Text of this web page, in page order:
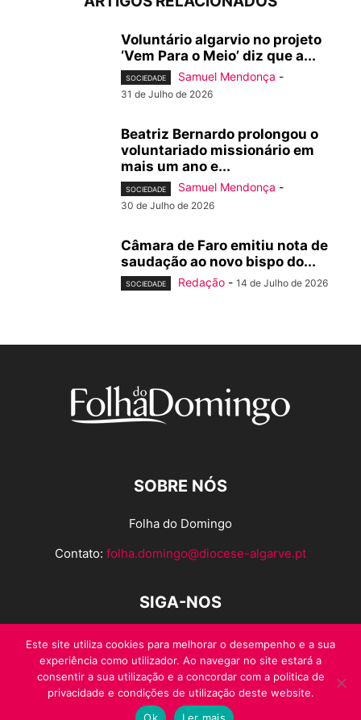
Voluntário algarvio no projeto
‘Vem Para o Meio’ diz que a...
SOCIEDADE Samuel Mendonça -
31 de Julho de 2026
Beatriz Bernardo prolongou o
voluntariado missionário em
mais um ano e...
SOCIEDADE Samuel Mendonça -
30 de Julho de 2026
Câmara de Faro emitiu nota de
saudação ao novo bispo do...
SOCIEDADE Redação - 14 de Julho de 2026
SOBRE NÓS
Folha do Domingo
Contato: folha.domingo@diocese-algarve.pt
SIGA-NOS
Este site utiliza cookies para melhorar o desempenho e a sua
experiência como utilizador. Ao navegar no site estará a
consentir a sua utilização e a concordar com a politica de
privacidade e condições de utilização deste website.
Ok
Ler mais